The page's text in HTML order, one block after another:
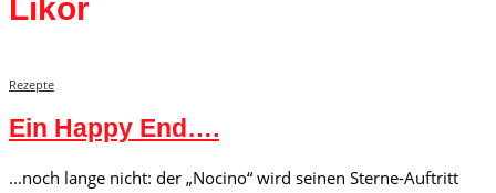
Likör
Rezepte
Ein Happy End….
…noch lange nicht: der „Nocino“ wird seinen Sterne-Auftritt